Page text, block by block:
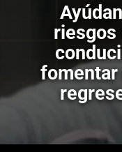
riesgos
fomentar